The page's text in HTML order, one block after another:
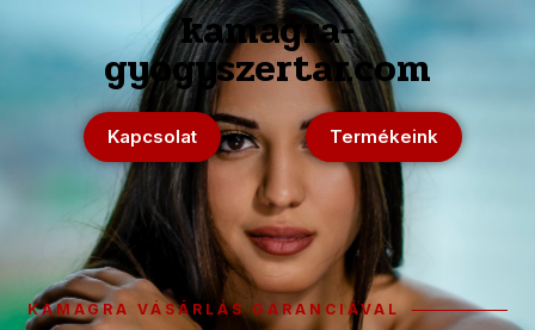
kamagra-
gyogyszertar.com
Kapcsolat Termékeink
KAMAGRA VÁSÁRLÁS GARANCIÁVAL